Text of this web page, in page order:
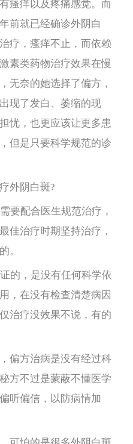
瘙痒以及疼痛感觉。而
前就已经确诊外阴白
疗，瘙痒不止，而依赖
素类药物治疗效果在慢
无奈的她选择了偏方，
现了发白、萎缩的现
忧，也更应该让更多患
但是只要科学规范的诊
外阴白斑?
配合医生规范治疗，
佳治疗时期坚持治疗，
。
，是没有任何科学依
，在没有检查清楚病因
治疗没效果不说，有的
方治病是没有经过科
方不过是蒙蔽不懂医学
听偏信，以防病情加